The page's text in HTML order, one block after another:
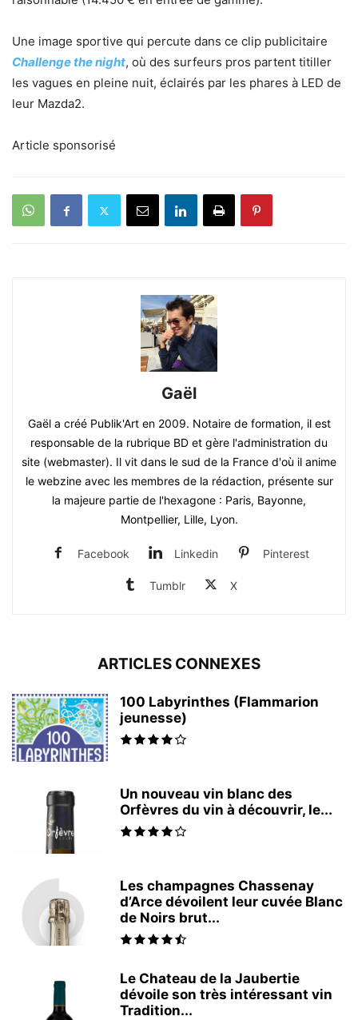
Une image sportive qui percute dans ce clip publicitaire
Challenge the night, où des surfeurs pros partent titiller
les vagues en pleine nuit, éclairés par les phares à LED de
leur Mazda2.
Article sponsorisé
Gaël
Gaël a créé Publik'Art en 2009. Notaire de formation, il est
responsable de la rubrique BD et gère l'administration du
site (webmaster). Il vit dans le sud de la France d'où il anime
le webzine avec les membres de la rédaction, présente sur
la majeure partie de l'hexagone : Paris, Bayonne,
Montpellier, Lille, Lyon.
Facebook Linkedin Pinterest
Tumblr X
ARTICLES CONNEXES
100 Labyrinthes (Flammarion
jeunesse)
Un nouveau vin blanc des
Orfèvres du vin à découvrir, le...
Les champagnes Chassenay
d’Arce dévoilent leur cuvée Blanc
de Noirs brut...
Le Chateau de la Jaubertie
dévoile son très intéressant vin
Tradition...